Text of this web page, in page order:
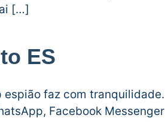
[…]
ES
espião faz com tranquilidade.
Facebook Messenger